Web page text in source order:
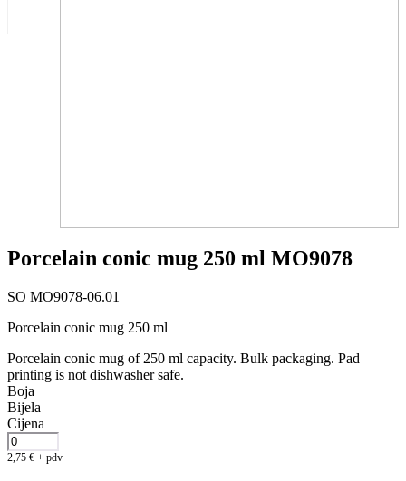
Porcelain conic mug 250 ml MO9078
SO MO9078-06.01
Porcelain conic mug 250 ml
Porcelain conic mug of 250 ml capacity. Bulk packaging. Pad
printing is not dishwasher safe.
Boja
Bijela
Cijena
2,75 € + pdv